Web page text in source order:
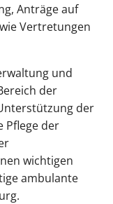
Anträge auf
Vertretungen
und
der
der
Pflege der
wichtigen
ambulante